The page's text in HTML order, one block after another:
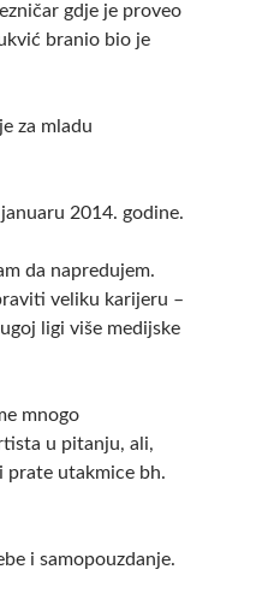
gdje je proveo
branio bio je
za mladu
2014. godine.
da napredujem.
veliku karijeru –
ligi više medijske
mnogo
u pitanju, ali,
prate utakmice bh.
i samopouzdanje.